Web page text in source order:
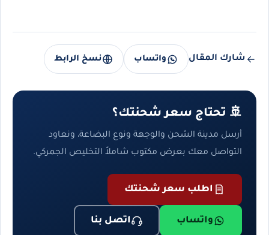
شارك المقال واتساب نسخ الرابط
🚢 تحتاج سعر شحنتك؟
أرسل مدينة الشحن والوجهة ونوع البضاعة، ونعاود
التواصل معك بعرض مكتوب شاملاً التخليص الجمركي.
اطلب سعر شحنتك
واتساب اتصل بنا